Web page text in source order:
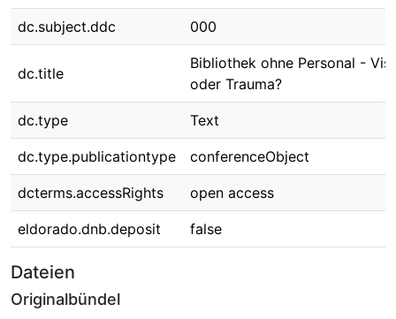
dc.subject.ddc 000
dc.title
Bibliothek ohne Personal -
oder Trauma?
dc.type Text
dc.type.publicationtype conferenceObject
dcterms.accessRights open access
eldorado.dnb.deposit false
Dateien
Originalbündel